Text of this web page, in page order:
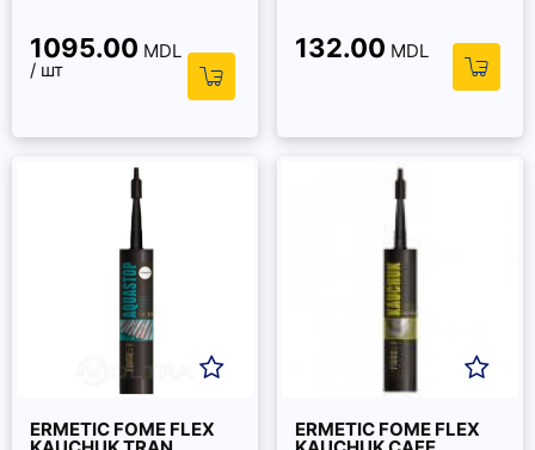
1095.00 MDL
/ шт
132.00 MDL
ERMETIC FOME FLEX ERMETIC FOME FLEX